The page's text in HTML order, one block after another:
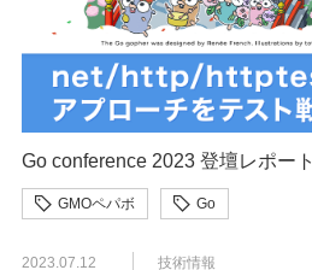
Go conference 2023 登壇レポート
GMOペパボ Go
2023.07.12 技術情報